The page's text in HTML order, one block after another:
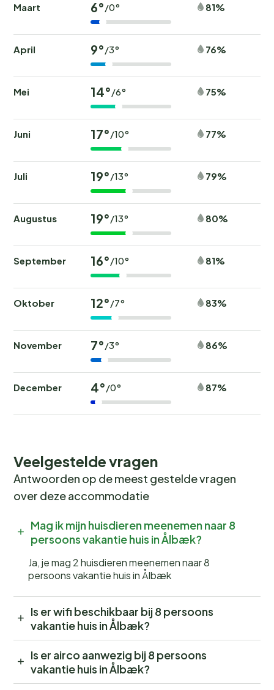
Maart 6°/0° 81%
April 9°/3° 76%
Mei 14°/6° 75%
Juni 17°/10° 77%
Juli 19°/13° 79%
Augustus 19°/13° 80%
September 16°/10° 81%
Oktober 12°/7° 83%
November 7°/3° 86%
December 4°/0° 87%
Veelgestelde vragen
Antwoorden op de meest gestelde vragen
over deze accommodatie
Mag ik mijn huisdieren meenemen naar 8
persoons vakantie huis in Ålbæk?
Ja, je mag 2 huisdieren meenemen naar 8
persoons vakantie huis in Ålbæk
Is er wifi beschikbaar bij 8 persoons
vakantie huis in Ålbæk?
Is er airco aanwezig bij 8 persoons
vakantie huis in Ålbæk?